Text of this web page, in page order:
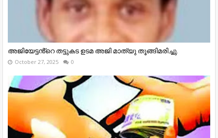
അജിയേട്ടൻ്റെ തട്ടുകട ഉടമ അജി മാത്യു തൂങ്ങിമരിച്ചു.
October 27, 2025 0